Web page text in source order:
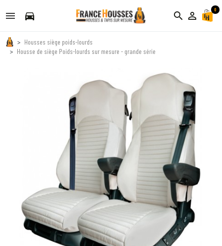
directions_car search person_outline
0
Housses siège poids-lourds
Housse de siège Poids-lourds sur mesure - grande série